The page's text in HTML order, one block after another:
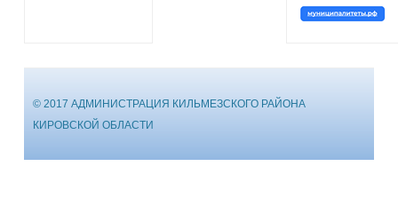
© 2017 АДМИНИСТРАЦИЯ КИЛЬМЕЗСКОГО РАЙОНА
КИРОВСКОЙ ОБЛАСТИ